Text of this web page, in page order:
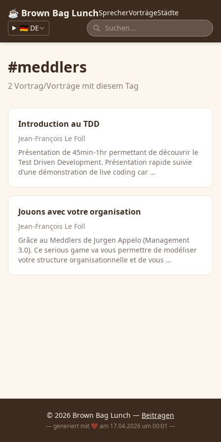
☕ Brown Bag LunchSprecherVorträgeStädte
🇩🇪 DE
#meddlers
2 Vortrag/Vorträge mit diesem Tag
Introduction au TDD
Jean-François Le Foll
Présentation de 45min-1hr permettant de découvrir le
Test Driven Development. Présentation rapide suivie
d’une démonstration de live coding car …
Jouons avec votre organisation
Jean-François Le Foll
Grâce au Meddlers de Jurgen Appelo (Management
3.0). Ce serious game va vous permettre de modéliser
votre structure organisationnelle et de vous …
© 2026 Brown Bag Lunch — Beitragen
— generiert mit ❤️ am 17.04.2026 um 00:01 —